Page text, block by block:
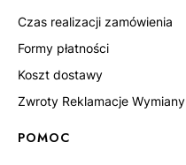
Czas realizacji zamówienia
Formy płatności
Koszt dostawy
Zwroty Reklamacje Wymiany
POMOC